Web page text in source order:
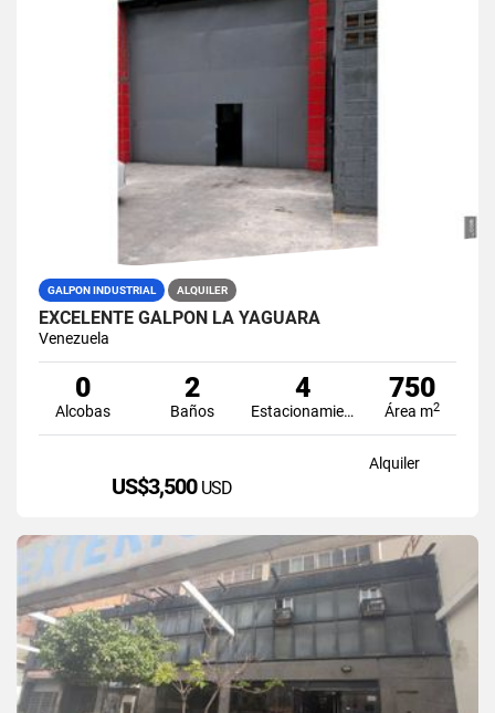
GALPON INDUSTRIAL ALQUILER
EXCELENTE GALPÓN LA YAGUARA
Venezuela
0
Alcobas
2
Baños
4
Estacionamiento
750
Área m2
Alquiler
US$3,500 USD